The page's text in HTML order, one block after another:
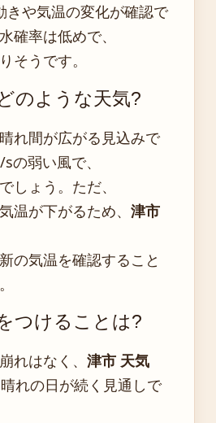
きや気温の変化が確認で
確率は低めで、
そうです。
のような天気?
れ間が広がる見込みで
の弱い風で、
しょう。ただ、
温が下がるため、 津市
の気温を確認すること
つけることは?
れはなく、 津市 天気
れの日が続く見通しで